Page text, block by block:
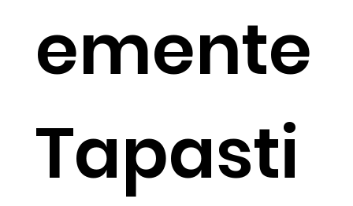
emente
Tapasti